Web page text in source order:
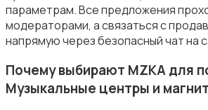
Наушники
параметрам. Все предложения
модераторами, а связаться с
напрямую через безопасный чат на
Почему выбирают MZKA для
Музыкальные центры и